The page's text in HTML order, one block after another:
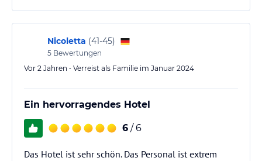
Nicoletta (41-45)
5 Bewertungen
Vor 2 Jahren • Verreist als Familie im Januar 2024
Ein hervorragendes Hotel
6 / 6
Das Hotel ist sehr schön. Das Personal ist extrem